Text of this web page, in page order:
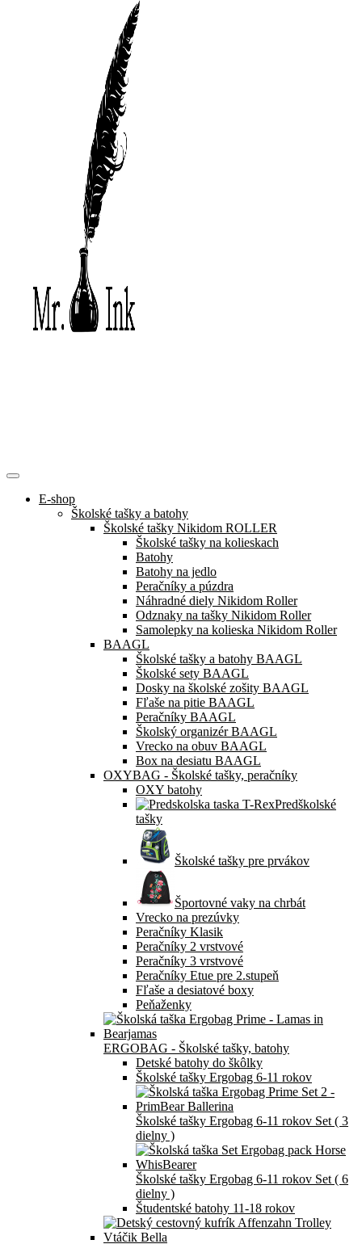
E-shop
Školské tašky a batohy
Školské tašky Nikidom ROLLER
Školské tašky na kolieskach
Batohy
Batohy na jedlo
Peračníky a púzdra
Náhradné diely Nikidom Roller
Odznaky na tašky Nikidom Roller
Samolepky na kolieska Nikidom Roller
BAAGL
Školské tašky a batohy BAAGL
Školské sety BAAGL
Dosky na školské zošity BAAGL
Fľaše na pitie BAAGL
Peračníky BAAGL
Školský organizér BAAGL
Vrecko na obuv BAAGL
Box na desiatu BAAGL
OXYBAG - Školské tašky, peračníky
OXY batohy
Predškolské
tašky
Školské tašky pre prvákov
Športovné vaky na chrbát
Vrecko na prezúvky
Peračníky Klasik
Peračníky 2 vrstvové
Peračníky 3 vrstvové
Peračníky Etue pre 2.stupeň
Fľaše a desiatové boxy
Peňaženky
ERGOBAG - Školské tašky, batohy
Detské batohy do škôlky
Školské tašky Ergobag 6-11 rokov
Školské tašky Ergobag 6-11 rokov Set ( 3
dielny )
Školské tašky Ergobag 6-11 rokov Set ( 6
dielny )
Študentské batohy 11-18 rokov